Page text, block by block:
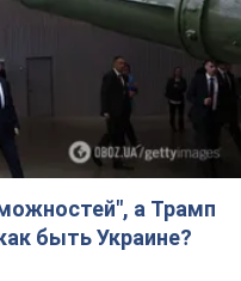
а Трамп
быть Украине?